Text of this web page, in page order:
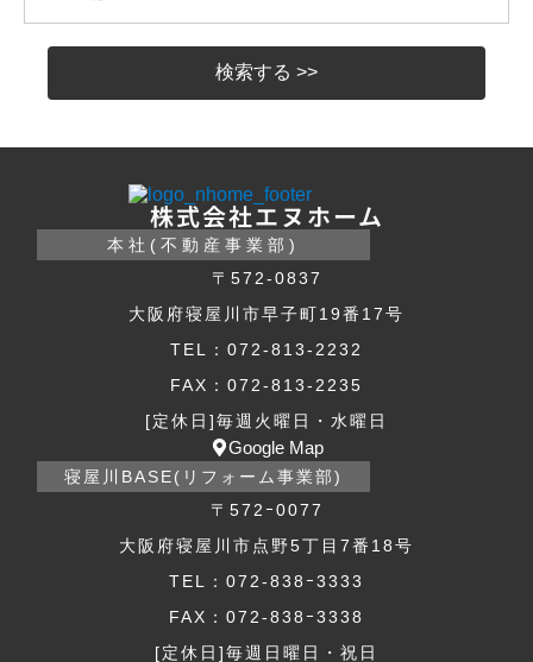
株式会社エヌホーム
本社(不動産事業部)
〒572-0837
大阪府寝屋川市早子町19番17号
TEL：072-813-2232
FAX：072-813-2235
[定休日]毎週火曜日・水曜日
Google Map
寝屋川BASE(リフォーム事業部)
〒572ｰ0077
大阪府寝屋川市点野5丁目7番18号
TEL：072-838ｰ3333
FAX：072-838ｰ3338
[定休日]毎週日曜日・祝日